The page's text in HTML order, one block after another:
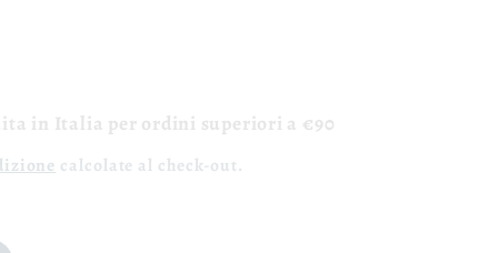
in Italia per ordini superiori a €90
calcolate al check-out.